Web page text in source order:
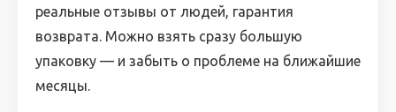
реальные отзывы от людей, гарантия
возврата. Можно взять сразу большую
упаковку — и забыть о проблеме на ближайшие
месяцы.